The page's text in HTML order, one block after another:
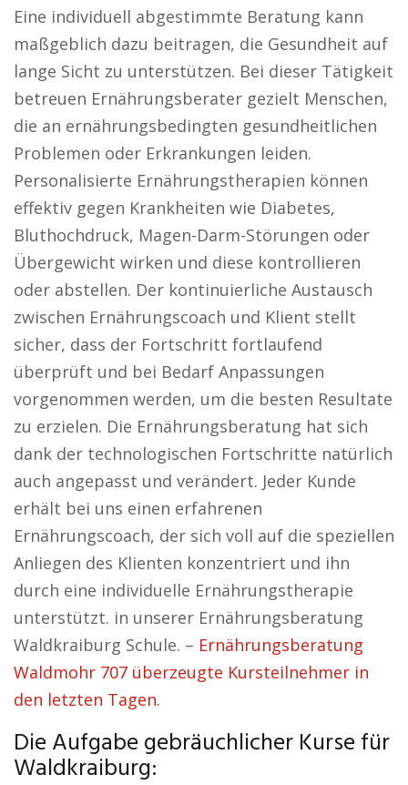
Eine individuell abgestimmte Beratung kann
maßgeblich dazu beitragen, die Gesundheit auf
lange Sicht zu unterstützen. Bei dieser Tätigkeit
betreuen Ernährungsberater gezielt Menschen,
die an ernährungsbedingten gesundheitlichen
Problemen oder Erkrankungen leiden.
Personalisierte Ernährungstherapien können
effektiv gegen Krankheiten wie Diabetes,
Bluthochdruck, Magen-Darm-Störungen oder
Übergewicht wirken und diese kontrollieren
oder abstellen. Der kontinuierliche Austausch
zwischen Ernährungscoach und Klient stellt
sicher, dass der Fortschritt fortlaufend
überprüft und bei Bedarf Anpassungen
vorgenommen werden, um die besten Resultate
zu erzielen. Die Ernährungsberatung hat sich
dank der technologischen Fortschritte natürlich
auch angepasst und verändert. Jeder Kunde
erhält bei uns einen erfahrenen
Ernährungscoach, der sich voll auf die speziellen
Anliegen des Klienten konzentriert und ihn
durch eine individuelle Ernährungstherapie
unterstützt. in unserer Ernährungsberatung
Waldkraiburg Schule. – Ernährungsberatung
Waldmohr 707 überzeugte Kursteilnehmer in
den letzten Tagen.
Die Aufgabe gebräuchlicher Kurse für
Waldkraiburg: